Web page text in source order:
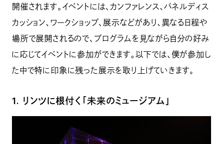
開催されます。イベントには、カンファレンス、パネルディス
カッション、ワークショップ、展示などがあり、異なる日程や
場所で展開されるので、プログラムを見ながら自分の好み
に応じてイベントに参加ができます。以下では、僕が参加し
た中で特に印象に残った展示を取り上げていきます。
1. リンツに根付く「未来のミュージアム」